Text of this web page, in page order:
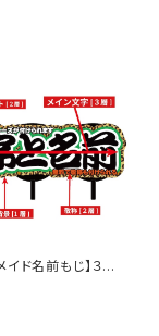
イド名前もじ】３連
ちわ文字】